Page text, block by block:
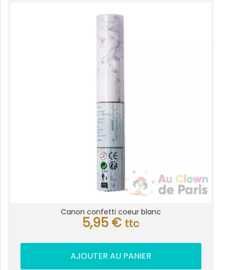
Canon confetti coeur blanc
5,95 € ttc
AJOUTER AU PANIER